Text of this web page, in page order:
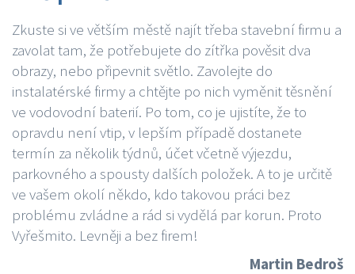
Zkuste si ve větším městě najít třeba stavební firmu a
zavolat tam, že potřebujete do zítřka pověsit dva
obrazy, nebo připevnit světlo. Zavolejte do
instalatérské firmy a chtějte po nich vyměnit těsnění
ve vodovodní baterií. Po tom, co je ujistíte, že to
opravdu není vtip, v lepším případě dostanete
termín za několik týdnů, účet včetně výjezdu,
parkovného a spousty dalších položek. A to je určitě
ve vašem okolí někdo, kdo takovou práci bez
problému zvládne a rád si vydělá par korun. Proto
Vyřešmito. Levněji a bez firem!
Martin Bedroš